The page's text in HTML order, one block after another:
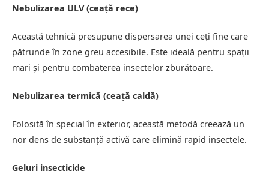
Nebulizarea ULV (ceață rece)
Această tehnică presupune dispersarea unei ceți fine care
pătrunde în zone greu accesibile. Este ideală pentru spații
mari și pentru combaterea insectelor zburătoare.
Nebulizarea termică (ceață caldă)
Folosită în special în exterior, această metodă creează un
nor dens de substanță activă care elimină rapid insectele.
Geluri insecticide